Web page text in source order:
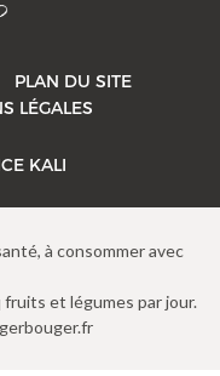
PLAN DU SITE
LÉGALES
KALI
à consommer avec
fruits et légumes par jour.